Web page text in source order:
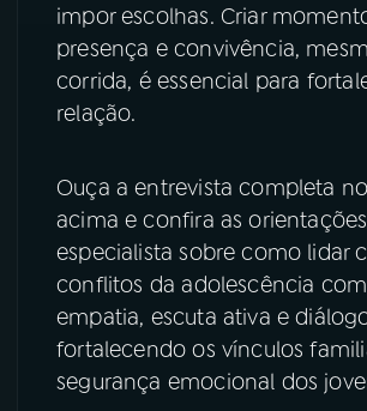
impor escolhas. Criar
presença e convivência,
corrida, é essencial para
relação.
Ouça a entrevista completa no
acima e confira as
especialista sobre como lidar
conflitos da adolescência
empatia, escuta ativa e
fortalecendo os vínculos
segurança emocional dos